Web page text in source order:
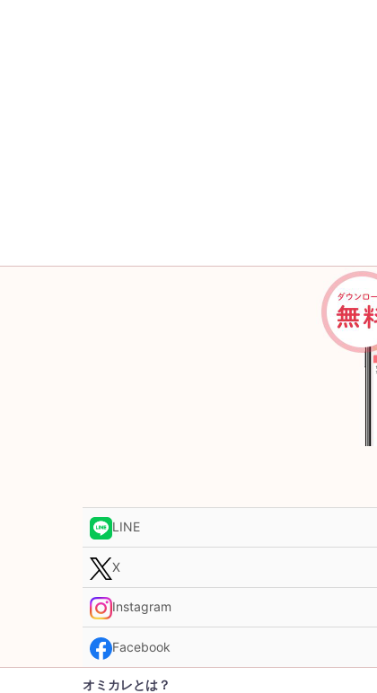
LINE
X
Instagram
Facebook
オミカレとは？